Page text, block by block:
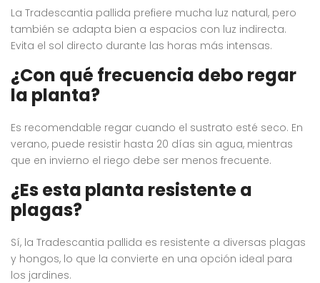
La Tradescantia pallida prefiere mucha luz natural, pero
también se adapta bien a espacios con luz indirecta.
Evita el sol directo durante las horas más intensas.
¿Con qué frecuencia debo regar
la planta?
Es recomendable regar cuando el sustrato esté seco. En
verano, puede resistir hasta 20 días sin agua, mientras
que en invierno el riego debe ser menos frecuente.
¿Es esta planta resistente a
plagas?
Sí, la Tradescantia pallida es resistente a diversas plagas
y hongos, lo que la convierte en una opción ideal para
los jardines.